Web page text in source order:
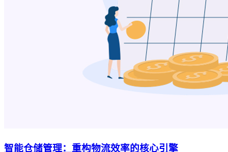
智能仓储管理：重构物流效率的核心引擎